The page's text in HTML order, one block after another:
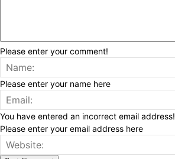
Please enter your comment!
Please enter your name here
You have entered an incorrect email address!
Please enter your email address here